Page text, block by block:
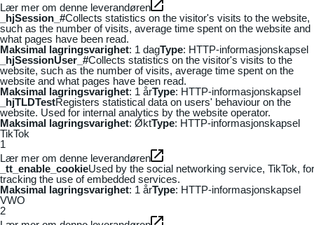
Lær mer om denne leverandøren
_hjSession_#Collects statistics on the visitor's visits to the website,
such as the number of visits, average time spent on the website and
what pages have been read.
Maksimal lagringsvarighet: 1 dagType: HTTP-informasjonskapsel
_hjSessionUser_#Collects statistics on the visitor's visits to the
website, such as the number of visits, average time spent on the
website and what pages have been read.
Maksimal lagringsvarighet: 1 årType: HTTP-informasjonskapsel
_hjTLDTestRegisters statistical data on users' behaviour on the
website. Used for internal analytics by the website operator.
Maksimal lagringsvarighet: ØktType: HTTP-informasjonskapsel
TikTok
1
Lær mer om denne leverandøren
_tt_enable_cookieUsed by the social networking service, TikTok, for
tracking the use of embedded services.
Maksimal lagringsvarighet: 1 årType: HTTP-informasjonskapsel
VWO
2